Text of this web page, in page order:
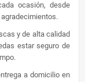
ocasión, desde
y de alta calidad
estar seguro de
a domicilio en